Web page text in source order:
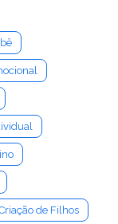
de Filhos